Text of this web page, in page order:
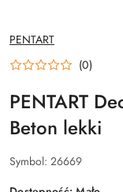
NAZWA
PRODUCENTA:
PENTART
(0)
PENTART
Beton lekki
Symbol: 26669